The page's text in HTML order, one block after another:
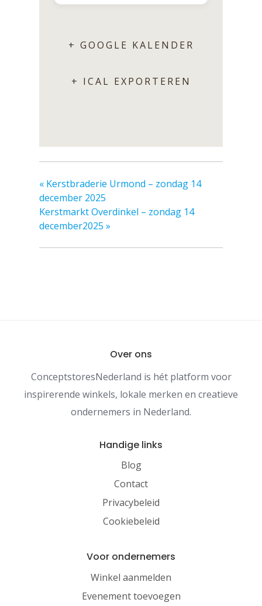
+ GOOGLE KALENDER
+ ICAL EXPORTEREN
« Kerstbraderie Urmond – zondag 14
december 2025
Kerstmarkt Overdinkel – zondag 14
december2025 »
Over ons
ConceptstoresNederland is hét platform voor
inspirerende winkels, lokale merken en creatieve
ondernemers in Nederland.
Handige links
Blog
Contact
Privacybeleid
Cookiebeleid
Voor ondernemers
Winkel aanmelden
Evenement toevoegen